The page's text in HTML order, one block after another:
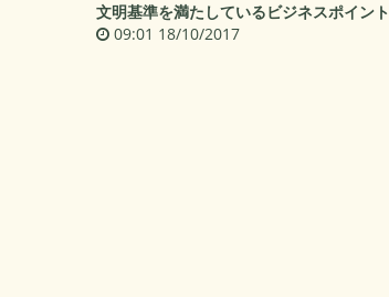
文明基準を満たしているビジネスポイント
09:01 18/10/2017